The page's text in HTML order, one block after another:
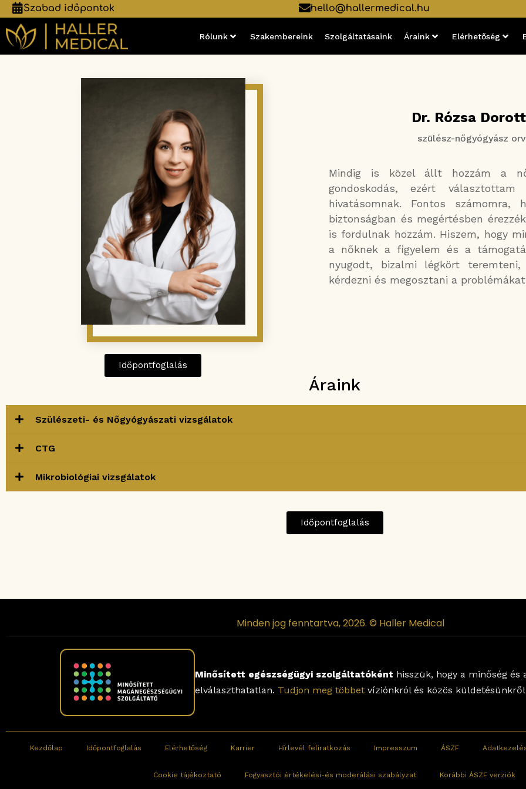
Szabad időpontok hello@hallermedical.hu
Rólunk Szakembereink Szolgáltatásaink Áraink Elérhetőség
Dr. Rózsa
szülész-nőgyógyász
Mindig is közel állt hozzám a
gondoskodás, ezért választottam
hivatásomnak. Fontos számomra,
biztonságban és megértésben
is fordulnak hozzám. Hiszem, hogy
a nőknek a figyelem és a
nyugodt, bizalmi légkört
kérdezni és megosztani a
Időpontfoglalás
Áraink
Szülészeti- és Nőgyógyászati vizsgálatok
CTG
Mikrobiológiai vizsgálatok
Időpontfoglalás
Minden jog fenntartva, 2026. © Haller Medical
Minősített egészségügyi szolgáltatóként hisszük, hogy a minőség
elválaszthatatlan. Tudjon meg többet víziónkról és közös
Kezdőlap Időpontfoglalás Elérhetőség Karrier Hírlevél feliratkozás Impresszum ÁSZF
Cookie tájékoztató Fogyasztói értékelési-és moderálási szabályzat Korábbi ÁSZF verziók